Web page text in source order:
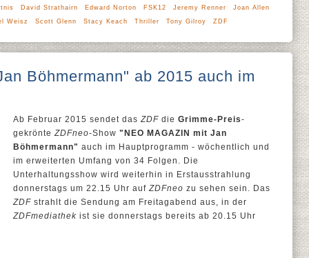
David Strathairn Edward Norton FSK12 Jeremy Renner
Joan Allen
Weisz
Scott Glenn Stacy Keach Thriller Tony Gilroy ZDF
Böhmermann" ab 2015 auch im
Ab Februar 2015 sendet dasZDF die Grimme-Preis-
gekrönteZDFneo-Show "NEO MAGAZIN mit Jan
Böhmermann" auch im Hauptprogramm - wöchentlich und
im erweiterten Umfang von 34 Folgen. Die
Unterhaltungsshow wird weiterhin in Erstausstrahlung
donnerstags um 22.15 Uhr aufZDFneo zu sehen sein. Das
ZDF strahlt die Sendung am Freitagabend aus, in der
ZDFmediathek ist sie donnerstags bereits ab 20.15 Uhr